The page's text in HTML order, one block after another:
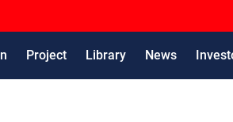
Project Library News